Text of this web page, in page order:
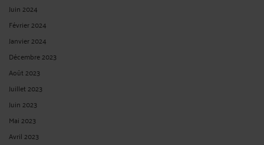
Juin 2024
Février 2024
Janvier 2024
Décembre 2023
Août 2023
Juillet 2023
Juin 2023
Mai 2023
Avril 2023